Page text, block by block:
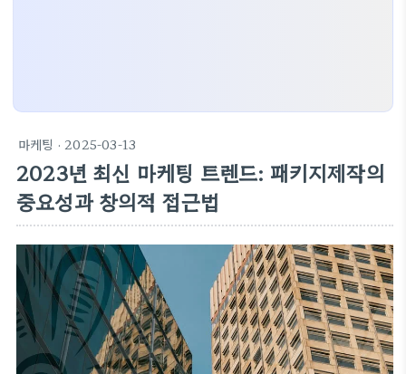
마케팅 · 2025-03-13
2023년 최신 마케팅 트렌드: 패키지제작의
중요성과 창의적 접근법